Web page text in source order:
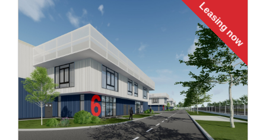
Leasing now